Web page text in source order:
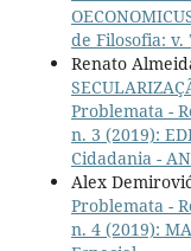
de Filosofia: v.
Renato
Problemata -
n. 3 (2019):
Cidadania -
Alex
Problemata -
n. 4 (2019):